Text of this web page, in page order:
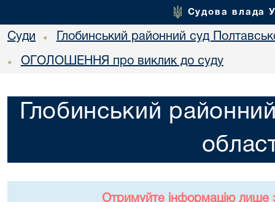
Судова влада
Суди • Глобинський районний суд
• ОГОЛОШЕННЯ про виклик до суду
Глобинський
Отримуйте інформацію лише